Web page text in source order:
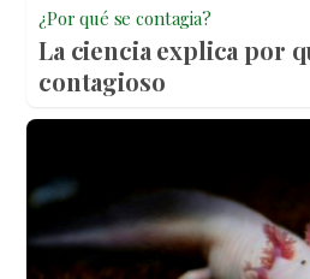
¿Por qué se contagia?
La ciencia explica por
contagioso